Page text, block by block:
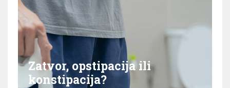
Zatvor, opstipacija ili
konstipacija?